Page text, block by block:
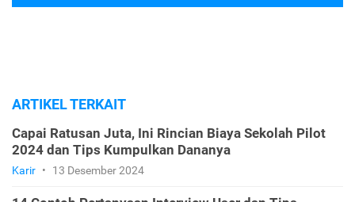
ARTIKEL TERKAIT
Capai Ratusan Juta, Ini Rincian Biaya Sekolah Pilot
2024 dan Tips Kumpulkan Dananya
Karir • 13 Desember 2024